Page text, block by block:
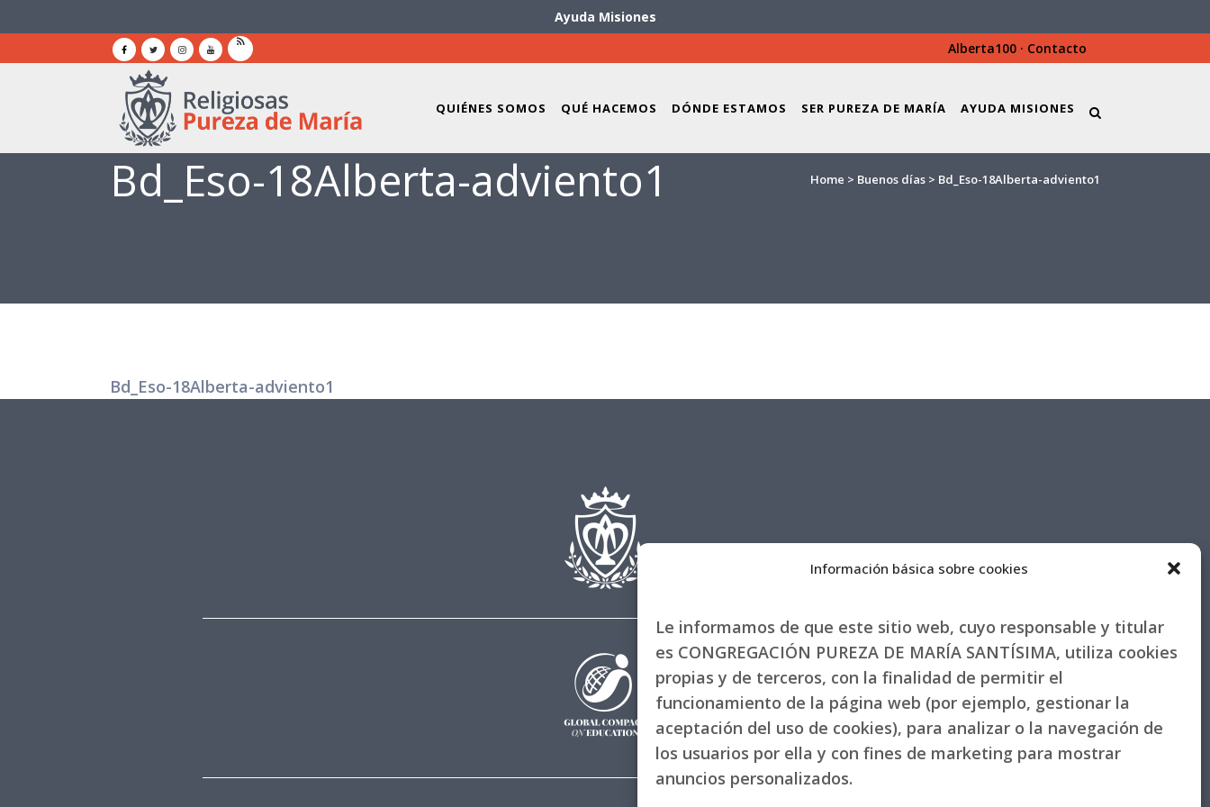
Información básica sobre cookies
Le informamos de que este sitio web, cuyo responsable y titular
es CONGREGACIÓN PUREZA DE MARÍA SANTÍSIMA, utiliza cookies
propias y de terceros, con la finalidad de permitir el
funcionamiento de la página web (por ejemplo, gestionar la
aceptación del uso de cookies), para analizar o la navegación de
los usuarios por ella y con fines de marketing para mostrar
anuncios personalizados.
Ayuda Misiones
Alberta100 · Contacto
QUIÉNES SOMOS QUÉ HACEMOS DÓNDE ESTAMOS SER PUREZA DE MARÍA AYUDA MISIONES
Bd_Eso-18Alberta-adviento1 Home > Buenos días > Bd_Eso-18Alberta-adviento1
Bd_Eso-18Alberta-adviento1